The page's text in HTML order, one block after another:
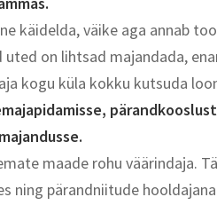
käidelda, väike aga annab
on lihtsad majandada,
kogu küla kokku kutsuda
maade rohu väärindaja.
ning pärandniitude